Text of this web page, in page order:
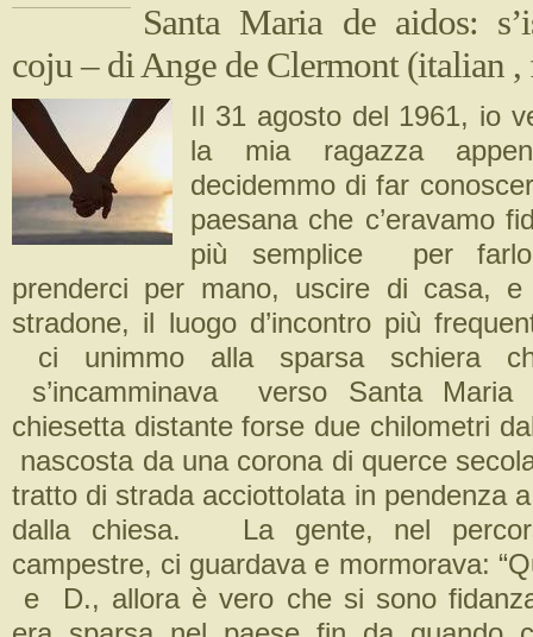
Santa Maria de aidos:
coju – di Ange de Clermont (italian ,
Il 31 agosto del 1961, io
la mia ragazza
decidemmo di far
paesana che c’eravamo
più semplice per
prenderci per mano, uscire di casa, e
stradone, il luogo d’incontro più
ci unimmo alla sparsa schiera
s’incamminava verso Santa
chiesetta distante forse due chilometri
nascosta da una corona di querce
tratto di strada acciottolata in pendenza
dalla chiesa. La gente, nel
campestre, ci guardava e mormorava:
e D., allora è vero che si sono